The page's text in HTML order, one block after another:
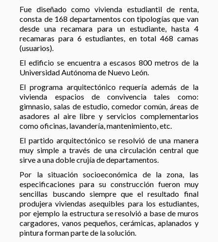
Fue diseñado como vivienda estudiantil de renta,
consta de 168 departamentos con tipologías que van
desde una recamara para un estudiante, hasta 4
recamaras para 6 estudiantes, en total 468 camas
(usuarios).
El edificio se encuentra a escasos 800 metros de la
Universidad Autónoma de Nuevo León.
El programa arquitectónico requería además de la
vivienda espacios de convivencia tales como:
gimnasio, salas de estudio, comedor común, áreas de
asadores al aire libre y servicios complementarios
como oficinas, lavandería, mantenimiento, etc.
El partido arquitectónico se resolvió de una manera
muy simple a través de una circulación central que
sirve a una doble crujía de departamentos.
Por la situación socioeconómica de la zona, las
especificaciones para su construcción fueron muy
sencillas buscando siempre que el resultado final
produjera viviendas asequibles para los estudiantes,
por ejemplo la estructura se resolvió a base de muros
cargadores, vanos pequeños, cerámicas, aplanados y
pintura forman parte de la solución.